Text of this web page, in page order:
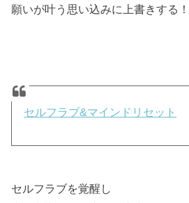
願いが叶う思い込みに上書きする！
セルフラブ&マインドリセット
セルフラブを覚醒し